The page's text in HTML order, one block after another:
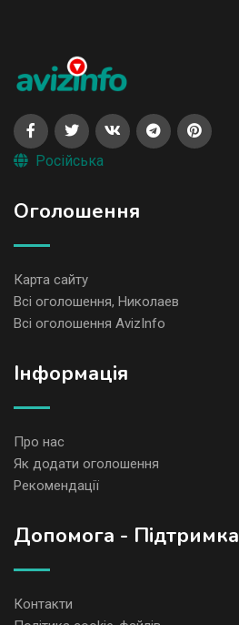
Російська
Оголошення
Карта сайту
Всі оголошення, Николаев
Всі оголошення AvizInfo
Iнформація
Про нас
Як додати оголошення
Рекомендації
Допомога - Підтримка
Контакти